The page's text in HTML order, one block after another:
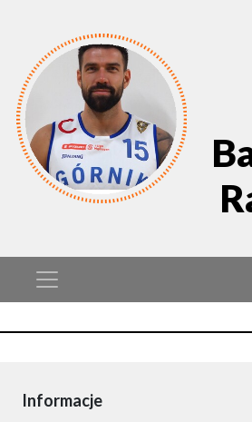
Informacje